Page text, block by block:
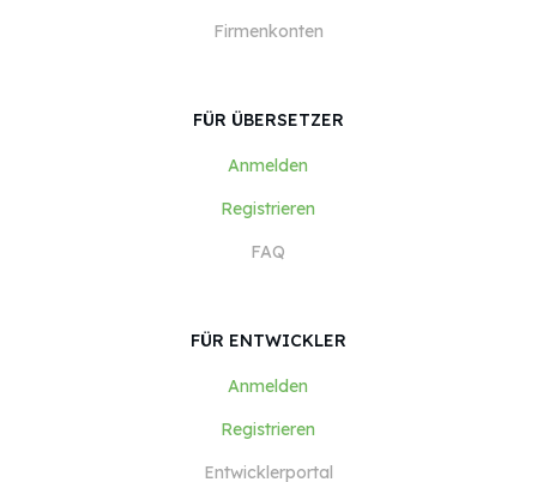
Firmenkonten
FÜR ÜBERSETZER
Anmelden
Registrieren
FAQ
FÜR ENTWICKLER
Anmelden
Registrieren
Entwicklerportal